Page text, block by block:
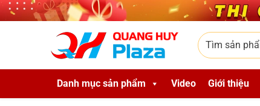
Skip to main content
Tìm sản phẩm
Danh mục sản phẩm Video Giới thiệu